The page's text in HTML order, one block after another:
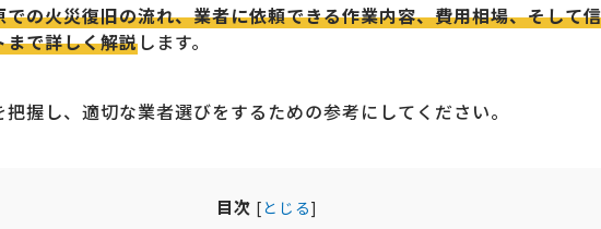
での火災復旧の流れ、業者に依頼できる作業内容、費用相場、そして
まで詳しく解説します。
握し、適切な業者選びをするための参考にしてください。
目次 [とじる]